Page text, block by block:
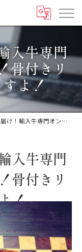
入牛専門
骨付きリ
よ！
ライン肉屋です！骨付きリブロースもありますよ！
入牛専門
骨付きリ
！